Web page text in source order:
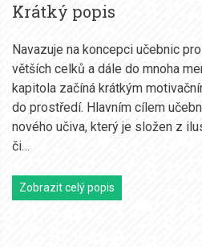
Krátký popis
Navazuje na koncepci učebnic
větších celků a dále do mnoha
kapitola začíná krátkým
do prostředí. Hlavním cílem
nového učiva, který je složen z
či…
Zobrazit celý popis